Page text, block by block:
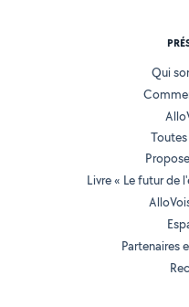
Qui
Livre « Le futur de
Partenaires